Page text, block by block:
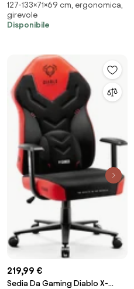
ergonomica nera – 71x69x127-
133 cm
127-133×71×69 cm, ergonomica,
girevole
Disponibile
219,99 €
Sedia Da Gaming Diablo X-